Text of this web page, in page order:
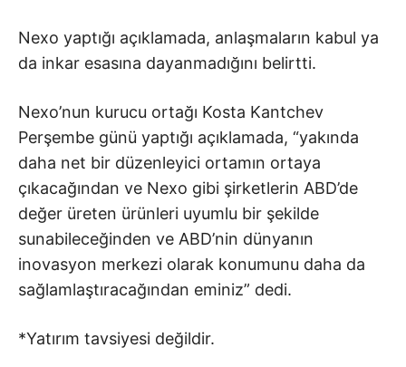
Nexo yaptığı açıklamada, anlaşmaların kabul ya
da inkar esasına dayanmadığını belirtti.
Nexo’nun kurucu ortağı Kosta Kantchev
Perşembe günü yaptığı açıklamada, “yakında
daha net bir düzenleyici ortamın ortaya
çıkacağından ve Nexo gibi şirketlerin ABD’de
değer üreten ürünleri uyumlu bir şekilde
sunabileceğinden ve ABD’nin dünyanın
inovasyon merkezi olarak konumunu daha da
sağlamlaştıracağından eminiz” dedi.
*Yatırım tavsiyesi değildir.